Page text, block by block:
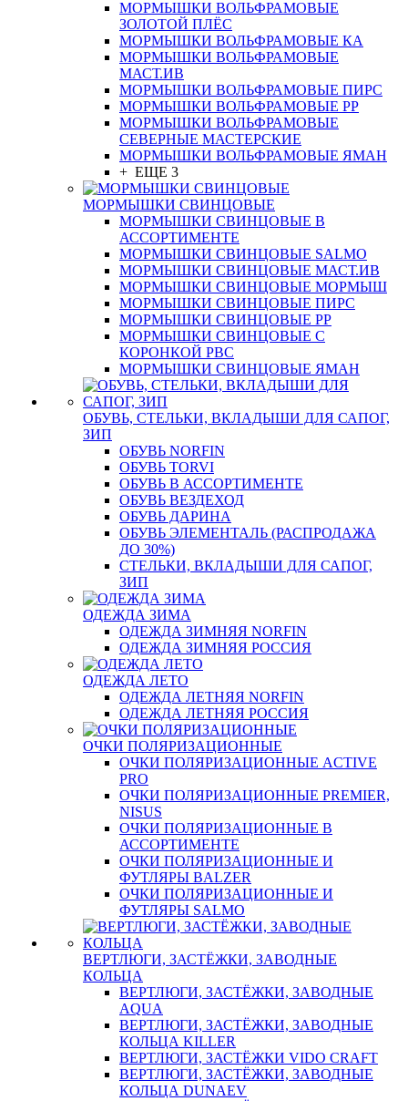
МОРМЫШКИ ВОЛЬФРАМОВЫЕ
ЗОЛОТОЙ ПЛЁС
МОРМЫШКИ ВОЛЬФРАМОВЫЕ КА
МОРМЫШКИ ВОЛЬФРАМОВЫЕ
МАСТ.ИВ
МОРМЫШКИ ВОЛЬФРАМОВЫЕ ПИРС
МОРМЫШКИ ВОЛЬФРАМОВЫЕ РР
МОРМЫШКИ ВОЛЬФРАМОВЫЕ
СЕВЕРНЫЕ МАСТЕРСКИЕ
МОРМЫШКИ ВОЛЬФРАМОВЫЕ ЯМАН
+ ЕЩЕ 3
МОРМЫШКИ СВИНЦОВЫЕ
МОРМЫШКИ СВИНЦОВЫЕ В
АССОРТИМЕНТЕ
МОРМЫШКИ СВИНЦОВЫЕ SALMO
МОРМЫШКИ СВИНЦОВЫЕ МАСТ.ИВ
МОРМЫШКИ СВИНЦОВЫЕ МОРМЫШ
МОРМЫШКИ СВИНЦОВЫЕ ПИРС
МОРМЫШКИ СВИНЦОВЫЕ РР
МОРМЫШКИ СВИНЦОВЫЕ С
КОРОНКОЙ РВС
МОРМЫШКИ СВИНЦОВЫЕ ЯМАН
ОБУВЬ, СТЕЛЬКИ, ВКЛАДЫШИ ДЛЯ САПОГ,
ЗИП
ОБУВЬ NORFIN
ОБУВЬ TORVI
ОБУВЬ В АССОРТИМЕНТЕ
ОБУВЬ ВЕЗДЕХОД
ОБУВЬ ДАРИНА
ОБУВЬ ЭЛЕМЕНТАЛЬ (РАСПРОДАЖА
ДО 30%)
СТЕЛЬКИ, ВКЛАДЫШИ ДЛЯ САПОГ,
ЗИП
ОДЕЖДА ЗИМА
ОДЕЖДА ЗИМНЯЯ NORFIN
ОДЕЖДА ЗИМНЯЯ РОССИЯ
ОДЕЖДА ЛЕТО
ОДЕЖДА ЛЕТНЯЯ NORFIN
ОДЕЖДА ЛЕТНЯЯ РОССИЯ
ОЧКИ ПОЛЯРИЗАЦИОННЫЕ
ОЧКИ ПОЛЯРИЗАЦИОННЫЕ ACTIVE
PRO
ОЧКИ ПОЛЯРИЗАЦИОННЫЕ PREMIER,
NISUS
ОЧКИ ПОЛЯРИЗАЦИОННЫЕ В
АССОРТИМЕНТЕ
ОЧКИ ПОЛЯРИЗАЦИОННЫЕ И
ФУТЛЯРЫ BALZER
ОЧКИ ПОЛЯРИЗАЦИОННЫЕ И
ФУТЛЯРЫ SALMO
ВЕРТЛЮГИ, ЗАСТЁЖКИ, ЗАВОДНЫЕ
КОЛЬЦА
ВЕРТЛЮГИ, ЗАСТЁЖКИ, ЗАВОДНЫЕ
AQUA
ВЕРТЛЮГИ, ЗАСТЁЖКИ, ЗАВОДНЫЕ
КОЛЬЦА KILLER
ВЕРТЛЮГИ, ЗАСТЁЖКИ VIDO CRAFT
ВЕРТЛЮГИ, ЗАСТЁЖКИ, ЗАВОДНЫЕ
КОЛЬЦА DUNAEV